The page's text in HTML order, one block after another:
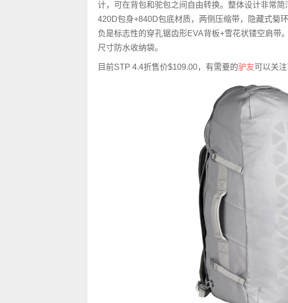
计，可在背包和驼包之间自由转换。整体设计非常简
420D包身+840D包底材质，两侧压缩带，隐藏式菊
负是标志性的穿孔锯齿形EVA背板+雪花状镂空肩带
尺寸防水收纳袋。
目前STP 4.4折售价$109.00，有需要的驴友可以关注